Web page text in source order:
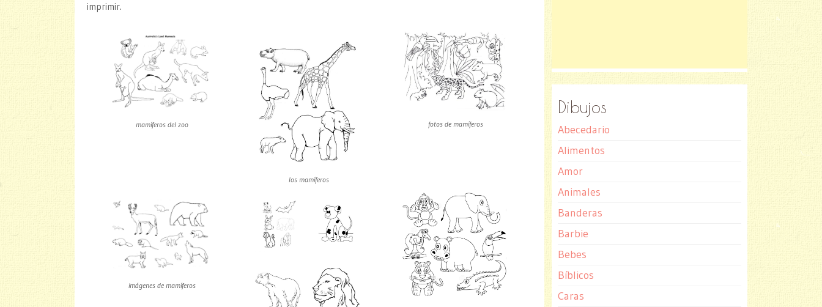
imprimir.
mamíferos del zoo
los mamíferos
fotos de mamíferos
imágenes de mamíferos
Dibujos
Abecedario
Alimentos
Amor
Animales
Banderas
Barbie
Bebes
Bíblicos
Caras